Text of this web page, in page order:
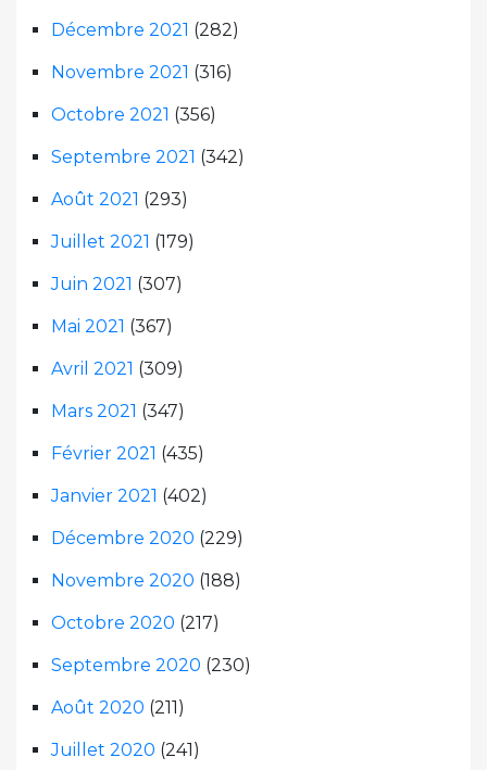
Décembre 2021 (282)
Novembre 2021 (316)
Octobre 2021 (356)
Septembre 2021 (342)
Août 2021 (293)
Juillet 2021 (179)
Juin 2021 (307)
Mai 2021 (367)
Avril 2021 (309)
Mars 2021 (347)
Février 2021 (435)
Janvier 2021 (402)
Décembre 2020 (229)
Novembre 2020 (188)
Octobre 2020 (217)
Septembre 2020 (230)
Août 2020 (211)
Juillet 2020 (241)